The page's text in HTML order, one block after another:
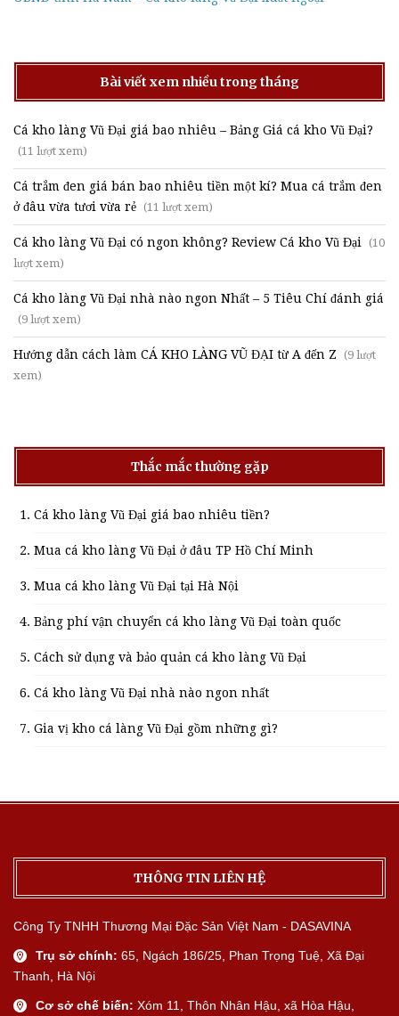
Bài viết xem nhiều trong tháng
Cá kho làng Vũ Đại giá bao nhiêu – Bảng Giá cá kho Vũ Đại?
(11 lượt xem)
Cá trắm đen giá bán bao nhiêu tiền một kí? Mua cá trắm đen
ở đâu vừa tươi vừa rẻ (11 lượt xem)
Cá kho làng Vũ Đại có ngon không? Review Cá kho Vũ Đại (10
lượt xem)
Cá kho làng Vũ Đại nhà nào ngon Nhất – 5 Tiêu Chí đánh giá
(9 lượt xem)
Hướng dẫn cách làm CÁ KHO LÀNG VŨ ĐẠI từ A đến Z (9 lượt
xem)
Thắc mắc thường gặp
Cá kho làng Vũ Đại giá bao nhiêu tiền?
Mua cá kho làng Vũ Đại ở đâu TP Hồ Chí Minh
Mua cá kho làng Vũ Đại tại Hà Nội
Bảng phí vận chuyển cá kho làng Vũ Đại toàn quốc
Cách sử dụng và bảo quản cá kho làng Vũ Đại
Cá kho làng Vũ Đại nhà nào ngon nhất
Gia vị kho cá làng Vũ Đại gồm những gì?
THÔNG TIN LIÊN HỆ
Công Ty TNHH Thương Mại Đặc Sản Việt Nam - DASAVINA
Trụ sở chính: 65, Ngách 186/25, Phan Trọng Tuệ, Xã Đại
Thanh, Hà Nội
Cơ sở chế biến: Xóm 11, Thôn Nhân Hậu, xã Hòa Hậu,